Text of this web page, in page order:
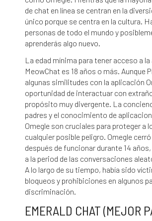
de chat en línea se centran en la
único porque se centra en la cultura.
personas de todo el mundo y
aprenderás algo nuevo.
La edad mínima para tener acceso a
MeowChat es 18 años o más. Aunque
algunas similitudes con la aplicación
oportunidad de interactuar con
propósito muy divergente. La
padres y el conocimiento de
Omegle son cruciales para proteger a
cualquier posible peligro. Omegle
después de funcionar durante 14
a la period de las conversaciones
A lo largo de su tiempo, había sido
bloqueos y prohibiciones en algunos
discriminación.
EMERALD CHAT (MEJOR